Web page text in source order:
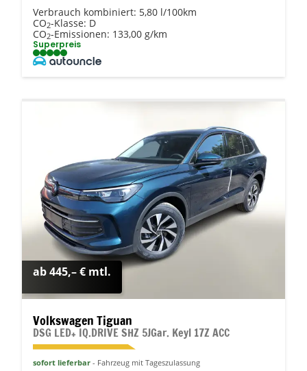
Verbrauch kombiniert: 5,80 l/100km
CO2-Klasse: D
CO2-Emissionen: 133,00 g/km
Superpreis
ab 445,– € mtl.
Volkswagen Tiguan
DSG LED+ IQ.DRIVE SHZ 5JGar. Keyl 17Z ACC
sofort lieferbar Fahrzeug mit Tageszulassung